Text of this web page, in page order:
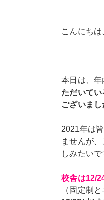
こんにちは
本日は、年
ただいて
ございまし
2021年は
ませんが
しみたいで
校舎は12/
（固定制